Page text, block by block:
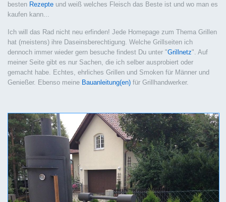
besten Rezepte und weiß welches Fleisch das Beste ist und wo man es
kaufen kann...
Ich will das Rad nicht neu erfinden! Jede Homepage zum Thema Grillen
hat (meistens) ihre Daseinsberechtigung. Welche Grillseiten ich
dennoch immer wieder gern besuche findest Du unter "Grillnetz". Auf
meiner Seite gibt es nur Sachen, die ich selber ausprobiert oder
gemacht habe. Echtes, ehrliches Grillen und Smoken für Männer und
Genießer. Ebenso meine Bauanleitung(en) für Grillhandwerker.